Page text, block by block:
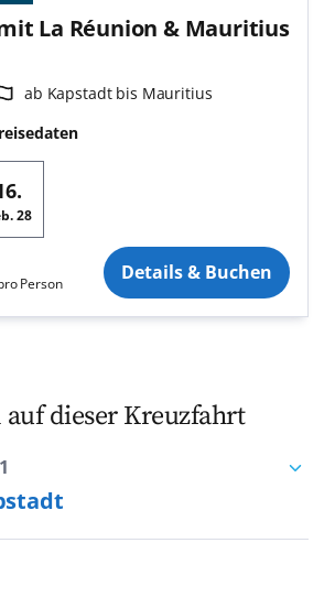
La Réunion & Mauritius
Hafen:
ab Kapstadt bis Mauritius
28
Person Details & Buchen
dieser Kreuzfahrt
Metropole Südafrikas,